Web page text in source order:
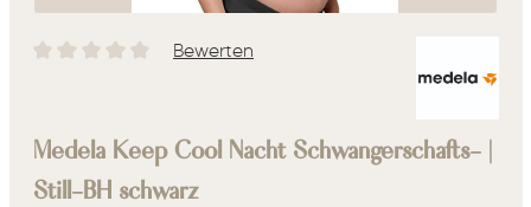
Durchschnittliche Bewertung von 0 von 5 Sternen
Bewerten
Medela Keep Cool Nacht Schwangerschafts- |
Still-BH schwarz